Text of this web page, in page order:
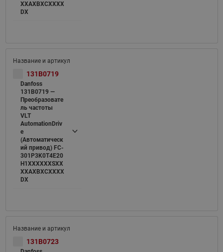
XXAXBXCXXXX
DX
131B0719
Danfoss
131B0719 —
Преобразовате
ль частоты
VLT
AutomationDriv
e
(Автоматическ
ий привод) FC-
301P3K0T4E20
H1XXXXXXSXX
XXAXBXCXXXX
DX
131B0723